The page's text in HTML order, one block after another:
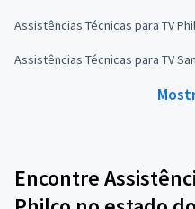
Assistências Técnicas para TV
Assistências Técnicas para TV
Encontre